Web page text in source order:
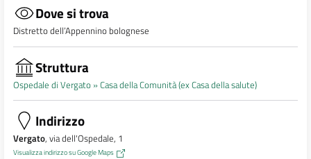
Dove si trova
Distretto dell’Appennino bolognese
Struttura
Ospedale di Vergato »Casa della Comunità (ex Casa della salute)
Indirizzo
Vergato, via dell'Ospedale, 1
Visualizza indirizzo su Google Maps